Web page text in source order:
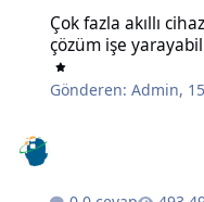
Çok fazla akıllı
çözüm işe
Gönderen:Admin,